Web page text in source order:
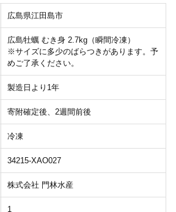
広島県江田島市
広島牡蠣 むき身 2.7kg（瞬間冷凍）
※サイズに多少のばらつきがあります。予
めご了承ください。
製造日より1年
寄附確定後、2週間前後
冷凍
34215-XAO027
株式会社 門林水産
1